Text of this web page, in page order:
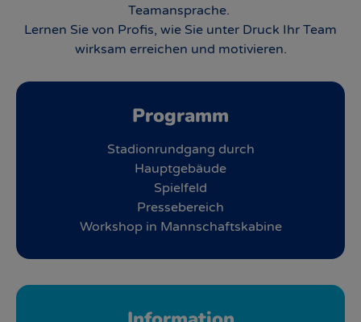
Teamansprache.
Lernen Sie von Profis, wie Sie unter Druck Ihr Team
wirksam erreichen und motivieren.
Programm
Stadionrundgang durch
Hauptgebäude
Spielfeld
Pressebereich
Workshop in Mannschaftskabine